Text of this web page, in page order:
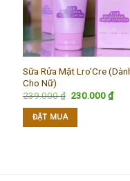
Sữa Rửa Mặt Lro’Cre
Cho Nữ)
239.000₫ Giá
230.000₫Giá
hiện
ĐẶT MUA